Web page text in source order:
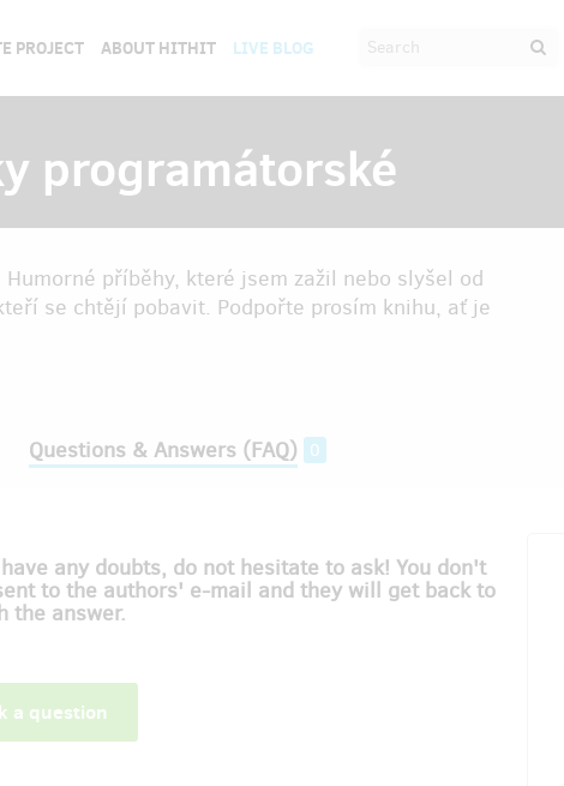
PROJECT ABOUT HITHIT LIVE BLOG
programátorské
příběhy, které jsem zažil nebo slyšel od
se chtějí pobavit. Podpořte prosím knihu, ať je
Questions & Answers (FAQ) 0
any doubts, do not hesitate to ask! You don't
to the authors' e-mail and they will get back to
the answer.
a question